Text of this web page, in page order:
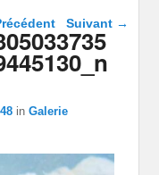
Navigation dans les
images
Suivant →
inGalerie